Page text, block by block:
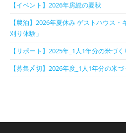
【イベント】2026年房総の夏秋
【農泊】2026年夏休み ゲストハウス
刈り体験」
【リポート】2025年_1人1年分の米づ
【募集〆切】2026年度_1人1年分の米